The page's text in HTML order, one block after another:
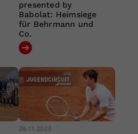
presented by
Babolat: Heimsiege
für Behrmann und
Co.
28.11.2023